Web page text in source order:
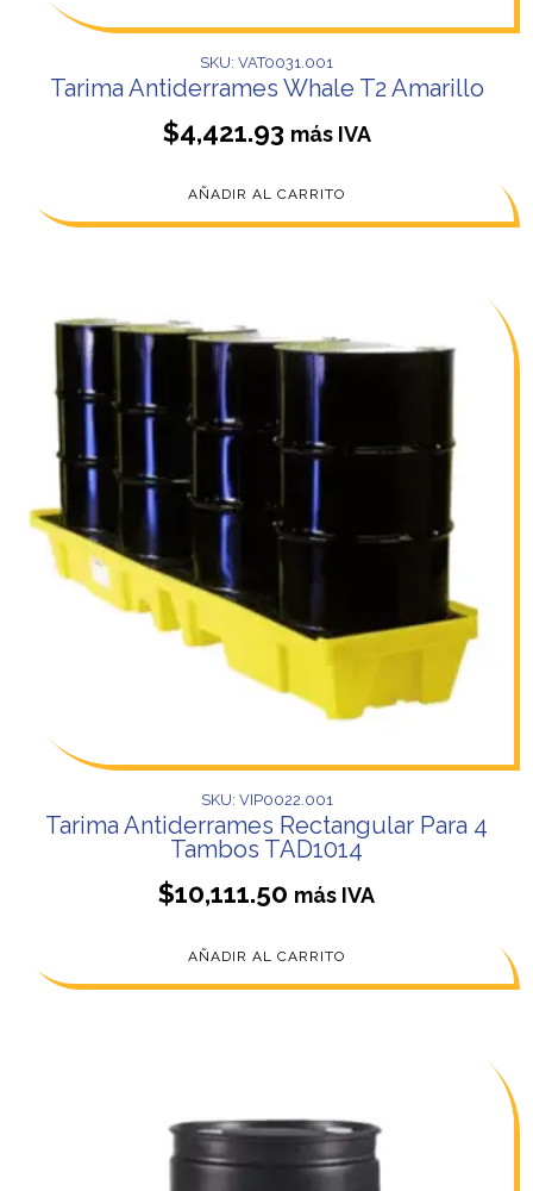
SKU: VAT0031.001
Tarima Antiderrames Whale T2 Amarillo
$4,421.93 más IVA
AÑADIR AL CARRITO
SKU: VIP0022.001
Tarima Antiderrames Rectangular Para 4
Tambos TAD1014
$10,111.50 más IVA
AÑADIR AL CARRITO